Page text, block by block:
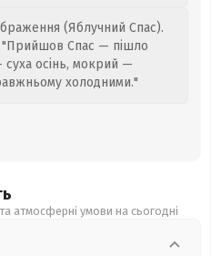
(Яблучний Спас).
"Прийшов Спас — пішло
суха осінь, мокрий —
холодними."
атмосферні умови на сьогодні